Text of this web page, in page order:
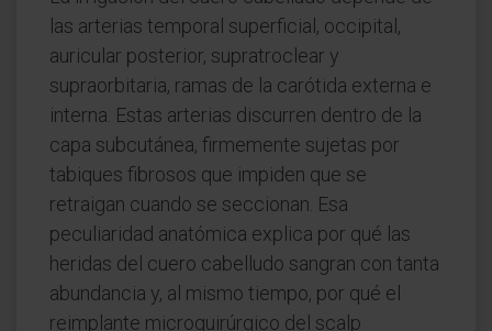
las arterias temporal superficial, occipital,
auricular posterior, supratroclear y
supraorbitaria, ramas de la carótida externa e
interna. Estas arterias discurren dentro de la
capa subcutánea, firmemente sujetas por
tabiques fibrosos que impiden que se
retraigan cuando se seccionan. Esa
peculiaridad anatómica explica por qué las
heridas del cuero cabelludo sangran con tanta
abundancia y, al mismo tiempo, por qué el
reimplante microquirúrgico del scalp